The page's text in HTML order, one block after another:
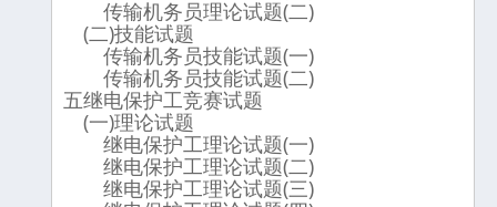
传输机务员理论试题(二)
(二)技能试题
传输机务员技能试题(一)
传输机务员技能试题(二)
五继电保护工竞赛试题
(一)理论试题
继电保护工理论试题(一)
继电保护工理论试题(二)
继电保护工理论试题(三)